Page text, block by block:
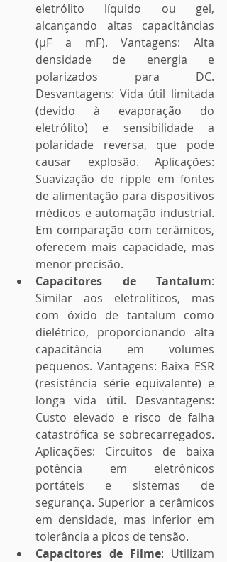
eletrólito líquido ou gel,
alcançando altas capacitâncias
(μF a mF). Vantagens: Alta
densidade de energia e
polarizados para DC.
Desvantagens: Vida útil limitada
(devido à evaporação do
eletrólito) e sensibilidade a
polaridade reversa, que pode
causar explosão. Aplicações:
Suavização de ripple em fontes
de alimentação para dispositivos
médicos e automação industrial.
Em comparação com cerâmicos,
oferecem mais capacidade, mas
menor precisão.
Capacitores de Tantalum:
Similar aos eletrolíticos, mas
com óxido de tantalum como
dielétrico, proporcionando alta
capacitância em volumes
pequenos. Vantagens: Baixa ESR
(resistência série equivalente) e
longa vida útil. Desvantagens:
Custo elevado e risco de falha
catastrófica se sobrecarregados.
Aplicações: Circuitos de baixa
potência em eletrônicos
portáteis e sistemas de
segurança. Superior a cerâmicos
em densidade, mas inferior em
tolerância a picos de tensão.
Capacitores de Filme: Utilizam